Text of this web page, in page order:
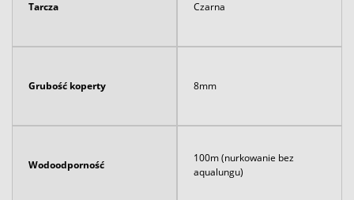
Tarcza Czarna
Grubość koperty 8mm
Wodoodporność
100m (nurkowanie bez
aqualungu)